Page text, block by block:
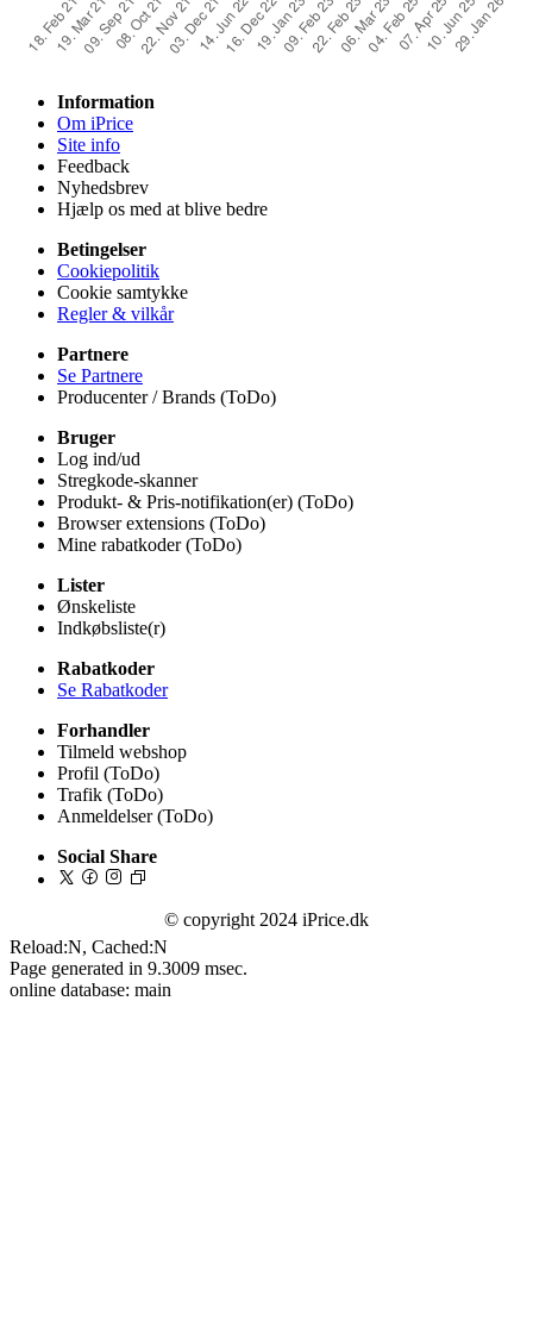
Information
Om iPrice
Site info
Feedback
Nyhedsbrev
Hjælp os med at blive bedre
Betingelser
Cookiepolitik
Cookie samtykke
Regler & vilkår
Partnere
Se Partnere
Producenter / Brands (ToDo)
Bruger
Log ind/ud
Stregkode-skanner
Produkt- & Pris-notifikation(er) (ToDo)
Browser extensions (ToDo)
Mine rabatkoder (ToDo)
Lister
Ønskeliste
Indkøbsliste(r)
Rabatkoder
Se Rabatkoder
Forhandler
Tilmeld webshop
Profil (ToDo)
Trafik (ToDo)
Anmeldelser (ToDo)
Social Share
© copyright 2024 iPrice.dk
Reload:N, Cached:N
Page generated in 9.3009 msec.
online database: main